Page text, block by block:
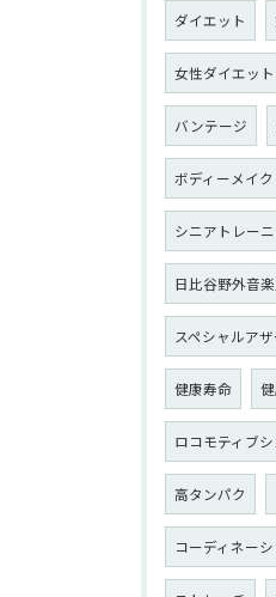
ダイエット
女性ダイエット
バンテージ
ボディーメイク
シニアトレー
日比谷野外音
スペシャルア
健康寿命
ロコモティブ
高タンパク
コーディネー